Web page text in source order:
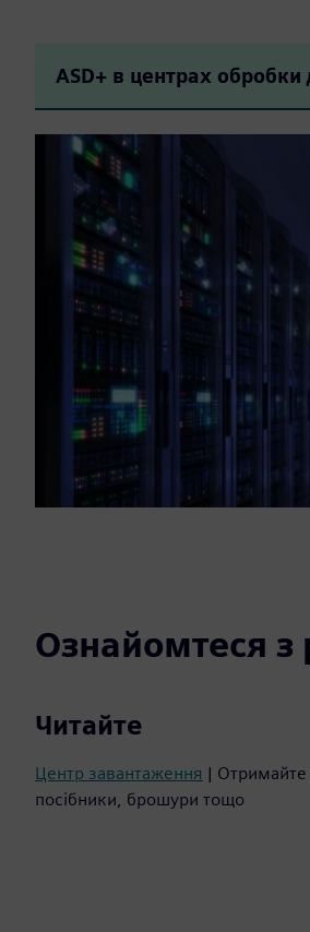
ASD+ в центрах обробки
Ознайомтеся з
Читайте
Центр завантаження | Отримайте
посібники, брошури тощо